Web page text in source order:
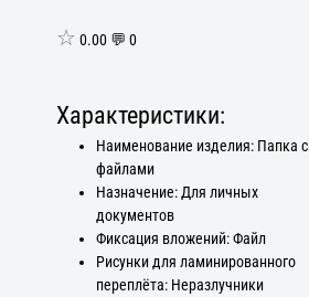
☆ 0.00 💬 0
Характеристики:
Наименование изделия: Папка с
файлами
Назначение: Для личных
документов
Фиксация вложений: Файл
Рисунки для ламинированного
переплёта: Неразлучники